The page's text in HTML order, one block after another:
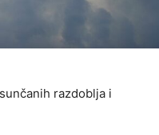
razdoblja i